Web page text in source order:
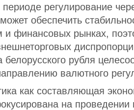
регулирование
обеспечить
и финансовых рынках,
белорусского рубля
валютного
как составляющая
на проведении